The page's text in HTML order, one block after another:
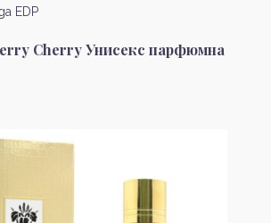
EDP
Cherry Унисекс парфюмна